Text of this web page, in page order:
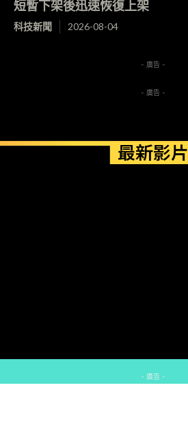
短暫下架後迅速恢復上架
科技新聞 2026-08-04
- 廣告 -
- 廣告 -
最新影片
- 廣告 -